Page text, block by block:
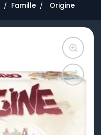
Famille Origine